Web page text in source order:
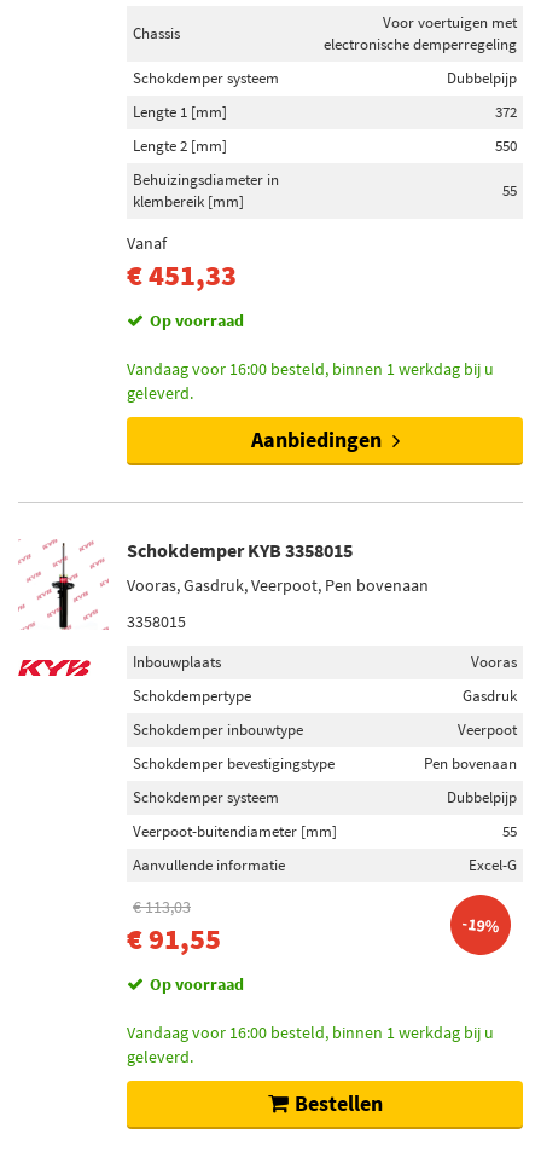
Chassis
Voor voertuigen met
electronische demperregeling
Schokdemper systeem
Dubbelpijp
Lengte 1 [mm]
372
Lengte 2 [mm]
550
Behuizingsdiameter in
klembereik [mm]
55
Vanaf
€ 451,33
Op voorraad
Vandaag voor 16:00 besteld, binnen 1 werkdag bij u
geleverd.
Aanbiedingen
Schokdemper KYB 3358015
Vooras, Gasdruk, Veerpoot, Pen bovenaan
3358015
Inbouwplaats
Vooras
Schokdempertype
Gasdruk
Schokdemper inbouwtype
Veerpoot
Schokdemper bevestigingstype
Pen bovenaan
Schokdemper systeem
Dubbelpijp
Veerpoot-buitendiameter [mm]
55
Aanvullende informatie
Excel-G
€ 113,03
€ 91,55 -19%
Op voorraad
Vandaag voor 16:00 besteld, binnen 1 werkdag bij u
geleverd.
Bestellen